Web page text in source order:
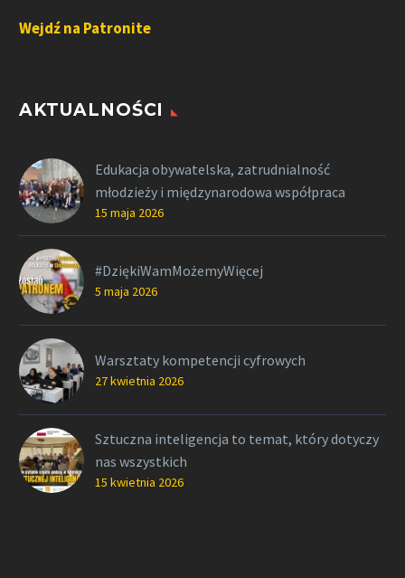
Wejdź na Patronite
AKTUALNOŚCI
Edukacja obywatelska, zatrudnialność
młodzieży i międzynarodowa współpraca
15 maja 2026
#DziękiWamMożemyWięcej
5 maja 2026
Warsztaty kompetencji cyfrowych
27 kwietnia 2026
Sztuczna inteligencja to temat, który dotyczy
nas wszystkich
15 kwietnia 2026